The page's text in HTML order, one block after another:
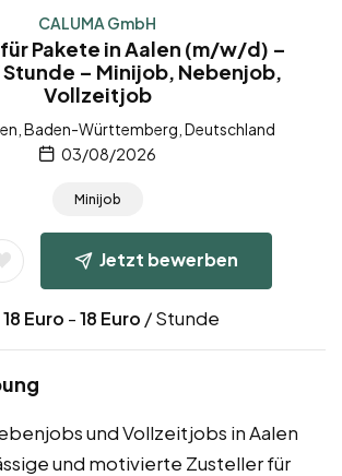
CALUMA GmbH
Pakete in Aalen (m/w/d) –
– Minijob, Nebenjob,
Vollzeitjob
Baden-Württemberg, Deutschland
03/08/2026
Minijob
Jetzt bewerben
18 Euro -18 Euro / Stunde
und Vollzeitjobs in Aalen
und motivierte Zusteller für